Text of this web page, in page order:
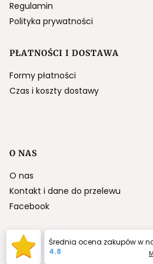
Regulamin
Polityka prywatności
PŁATNOŚCI I DOSTAWA
Formy płatności
Czas i koszty dostawy
O NAS
O nas
Kontakt i dane do przelewu
Facebook
Średnia ocena zakupów w
4.8